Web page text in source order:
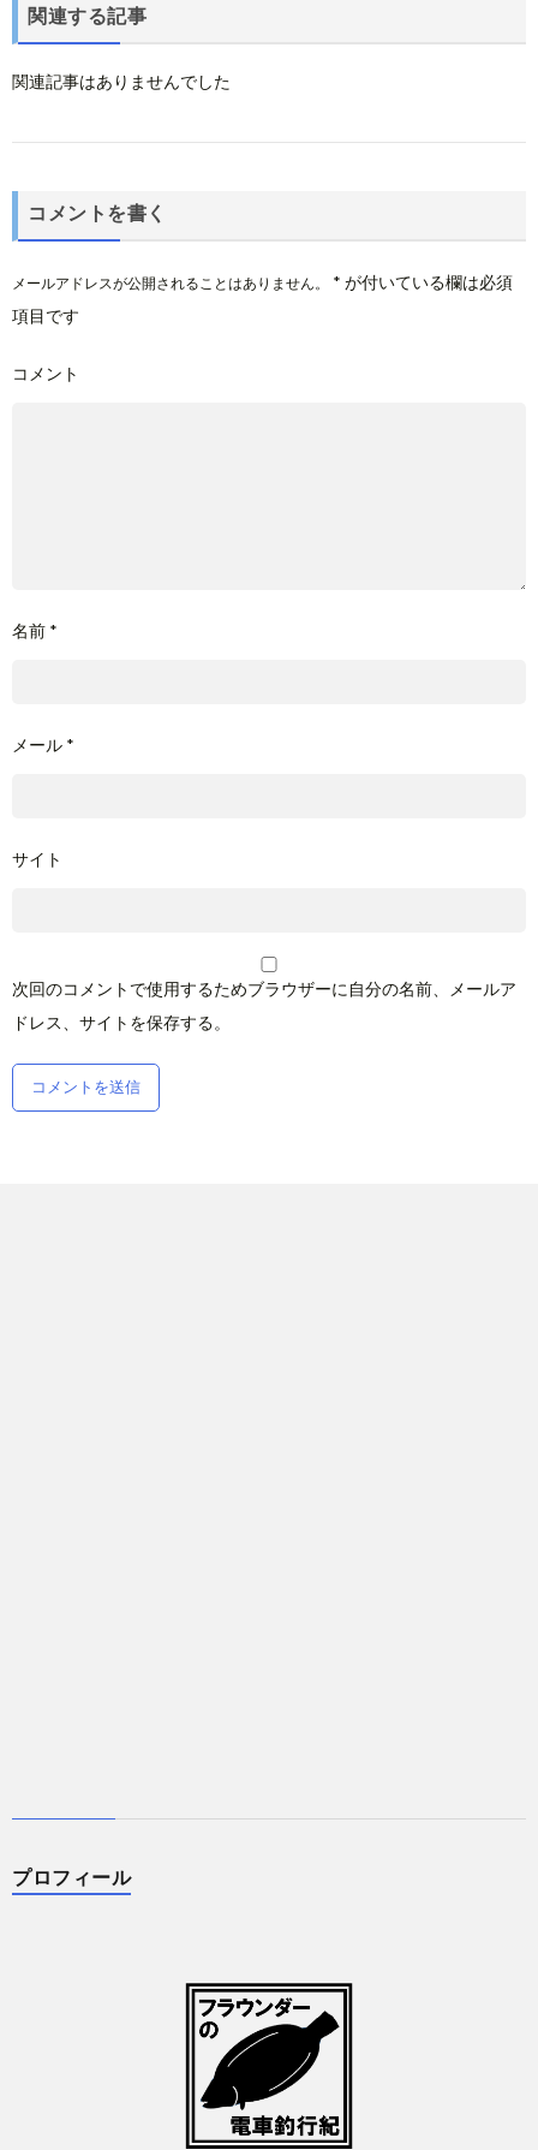
関連する記事
関連記事はありませんでした
コメントを書く
メールアドレスが公開されることはありません。 * が付いている欄は必須
項目です
コメント
名前 *
メール *
サイト
次回のコメントで使用するためブラウザーに自分の名前、メールア
ドレス、サイトを保存する。
プロフィール